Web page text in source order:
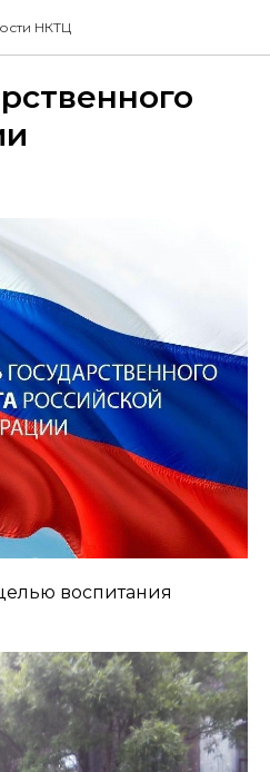
НКТЦ
воспитания